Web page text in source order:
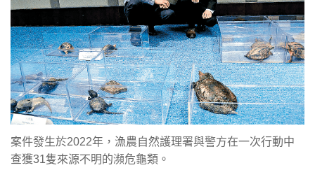
案件發生於2022年，漁農自然護理署與警方在一次行動中
查獲31隻來源不明的瀕危龜類。